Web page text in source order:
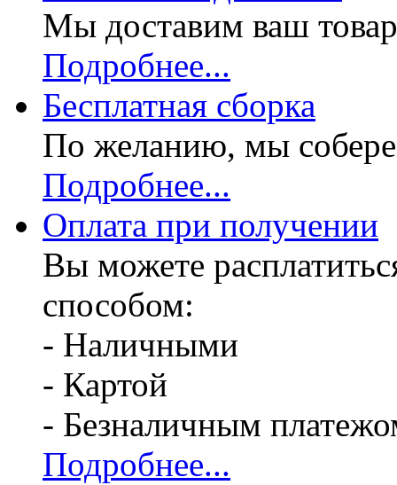
Мы доставим ваш
Подробнее...
Бесплатная сборка
По желанию, мы
Подробнее...
Оплата при получении
Вы можете
способом:
- Наличными
- Картой
- Безналичным
Подробнее...